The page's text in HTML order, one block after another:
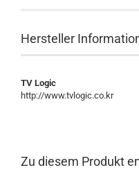
Hersteller
TV Logic
http://www.tvlogic.co.kr
Zu diesem Produkt